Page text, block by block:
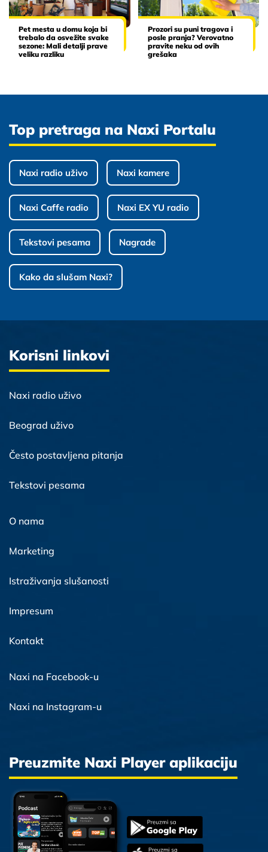
Pet mesta u domu koja bi
trebalo da osvežite svake
sezone: Mali detalji prave
veliku razliku
Prozori su puni tragova i
posle pranja? Verovatno
pravite neku od ovih
grešaka
Top pretraga na Naxi Portalu
Naxi radio uživo Naxi kamere
Naxi Caffe radio Naxi EX YU radio
Tekstovi pesama Nagrade
Kako da slušam Naxi?
Korisni linkovi
Naxi radio uživo
Beograd uživo
Često postavljena pitanja
Tekstovi pesama
O nama
Marketing
Istraživanja slušanosti
Impresum
Kontakt
Naxi na Facebook-u
Naxi na Instagram-u
Preuzmite Naxi Player aplikaciju